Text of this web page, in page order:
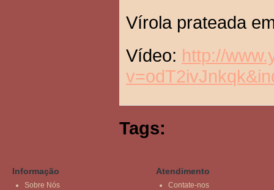
Vírola prateada
Vídeo: http://
Tags:
Informação
Sobre Nós
Atendimento
Contate-nos